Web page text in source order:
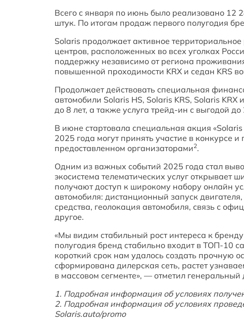
Всего с января по июнь было реализовано 12
штук. По итогам продаж первого полугодия
Solaris продолжает активное
центров, расположенных во всех уголках
поддержку независимо от региона
повышенной проходимости KRX и седан KRS
Продолжает действовать специальная
автомобили Solaris HS, Solaris KRS, Solaris
до 8 лет, а также услуга трейд-ин с выгодой
В июне стартовала специальная акция
2025 года могут принять участие в конкурсе
предоставленном организаторами2.
Одним из важных событий 2025 года стал
экосистема телематических услуг
получают доступ к широкому набору онлайн
автомобиля: дистанционный запуск
средства, геолокация автомобиля, связь с
другое.
«Мы видим стабильный рост интереса к
полугодия бренд стабильно входит в ТОП-10
короткий срок нам удалось создать прочную
сформирована дилерская сеть, растет
в массовом сегменте», — отметил
1. Подробная информация об условиях
2. Подробная информация об условиях
Solaris.auto/promo